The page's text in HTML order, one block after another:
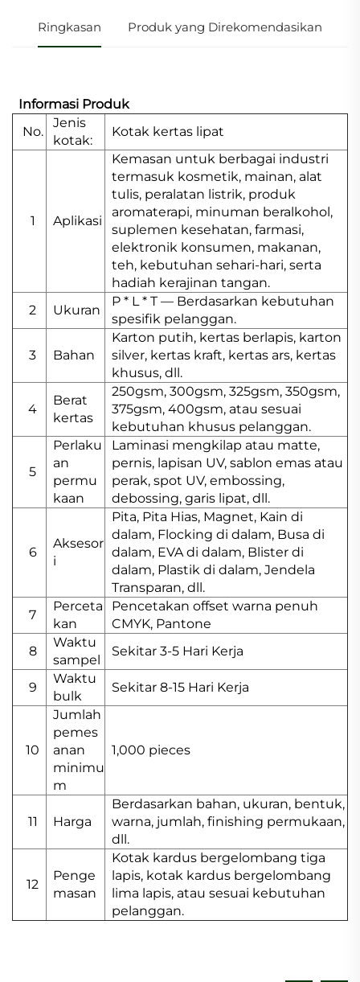
Ringkasan Produk yang Direkomendasikan
Informasi Produk
No.
Jenis
kotak:
Kotak kertas lipat
1 Aplikasi
Kemasan untuk berbagai industri
termasuk kosmetik, mainan, alat
tulis, peralatan listrik, produk
aromaterapi, minuman beralkohol,
suplemen kesehatan, farmasi,
elektronik konsumen, makanan,
teh, kebutuhan sehari-hari, serta
hadiah kerajinan tangan.
2
Ukuran
P * L * T — Berdasarkan kebutuhan
spesifik pelanggan.
3 Bahan
Karton putih, kertas berlapis, karton
silver, kertas kraft, kertas ars, kertas
khusus, dll.
4
Berat
kertas
250gsm, 300gsm, 325gsm, 350gsm,
375gsm, 400gsm, atau sesuai
kebutuhan khusus pelanggan.
5
Perlaku
an
permu
kaan
Laminasi mengkilap atau matte,
pernis, lapisan UV, sablon emas atau
perak, spot UV, embossing,
debossing, garis lipat, dll.
6
Aksesor
i
Pita, Pita Hias, Magnet, Kain di
dalam, Flocking di dalam, Busa di
dalam, EVA di dalam, Blister di
dalam, Plastik di dalam, Jendela
Transparan, dll.
7
Perceta
kan
Pencetakan offset warna penuh
CMYK, Pantone
8
Waktu
sampel
Sekitar 3-5 Hari Kerja
9
Waktu
bulk
Sekitar 8-15 Hari Kerja
10
Jumlah
pemes
anan
minimu
m
1,000 pieces
11 Harga
Berdasarkan bahan, ukuran, bentuk,
warna, jumlah, finishing permukaan,
dll.
12
Penge
masan
Kotak kardus bergelombang tiga
lapis, kotak kardus bergelombang
lima lapis, atau sesuai kebutuhan
pelanggan.